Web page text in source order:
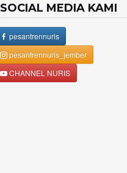
SOCIAL MEDIA KAMI
pesantrennuris
pesantrennuris_jember
CHANNEL NURIS